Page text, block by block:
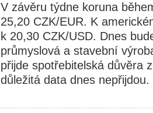
V závěru týdne koruna
25,20 CZK/EUR. K
k 20,30 CZK/USD. Dnes
průmyslová a stavební
přijde spotřebitelská důvěra
důležitá data dnes nepřijdou.